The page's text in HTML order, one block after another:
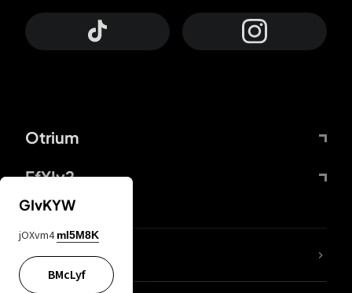
Otrium
FfYIy2
Lj7sBL
GIvKYW
jOXvm4 mI5M8K
BMcLyf